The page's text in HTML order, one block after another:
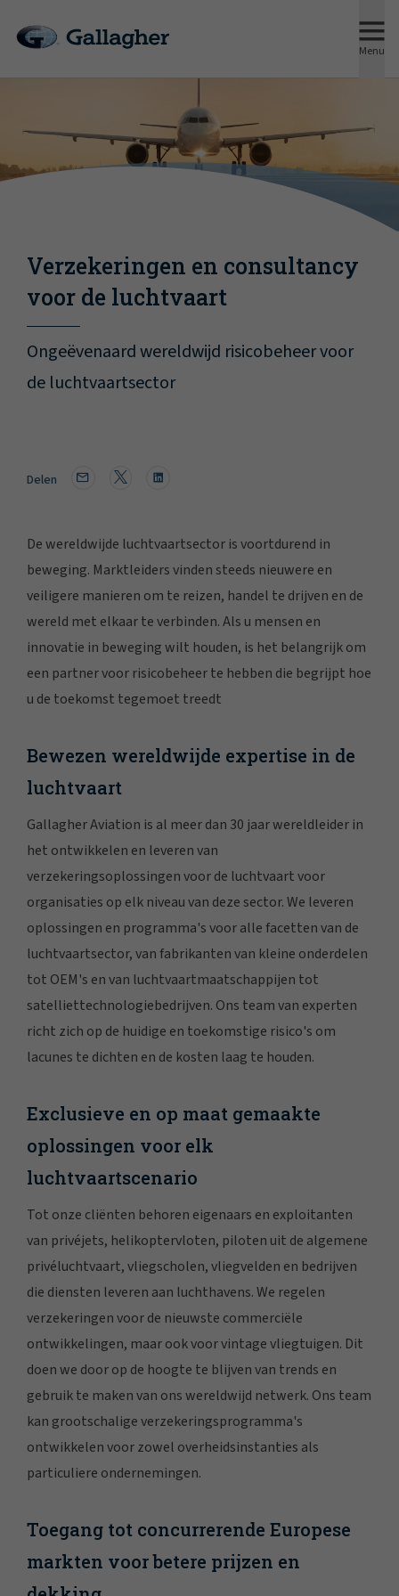
Menu
Verzekeringen en consultancy
voor de luchtvaart
Ongeëvenaard wereldwijd risicobeheer voor
de luchtvaartsector
Delen
De wereldwijde luchtvaartsector is voortdurend in
beweging. Marktleiders vinden steeds nieuwere en
veiligere manieren om te reizen, handel te drijven en de
wereld met elkaar te verbinden. Als u mensen en
innovatie in beweging wilt houden, is het belangrijk om
een partner voor risicobeheer te hebben die begrijpt hoe
u de toekomst tegemoet treedt
Bewezen wereldwijde expertise in de
luchtvaart
Gallagher Aviation is al meer dan 30 jaar wereldleider in
het ontwikkelen en leveren van
verzekeringsoplossingen voor de luchtvaart voor
organisaties op elk niveau van deze sector. We leveren
oplossingen en programma's voor alle facetten van de
luchtvaartsector, van fabrikanten van kleine onderdelen
tot OEM's en van luchtvaartmaatschappijen tot
satelliettechnologiebedrijven. Ons team van experten
richt zich op de huidige en toekomstige risico's om
lacunes te dichten en de kosten laag te houden.
Exclusieve en op maat gemaakte
oplossingen voor elk
luchtvaartscenario
Tot onze cliënten behoren eigenaars en exploitanten
van privéjets, helikoptervloten, piloten uit de algemene
privéluchtvaart, vliegscholen, vliegvelden en bedrijven
die diensten leveren aan luchthavens. We regelen
verzekeringen voor de nieuwste commerciële
ontwikkelingen, maar ook voor vintage vliegtuigen. Dit
doen we door op de hoogte te blijven van trends en
gebruik te maken van ons wereldwijd netwerk. Ons team
kan grootschalige verzekeringsprogramma's
ontwikkelen voor zowel overheidsinstanties als
particuliere ondernemingen.
Toegang tot concurrerende Europese
markten voor betere prijzen en